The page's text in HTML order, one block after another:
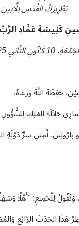
بَطْرِيرْكُ القُدْسِ لِلَّاتِينِ
كَنِيسَةِ عَمَّادِ
10 كَانُونِ الثَّانِي 2025
حَفِظَهُ اللَّهُ وَرَعَاهُ،
المَلِكِ لِلشُّؤُونِ
أَمِينِ سِرِّ دَوْلَةِ
لِلْجَمِيعِ: "أَهْلًا
الحَدَثَ الرَّائِعَ